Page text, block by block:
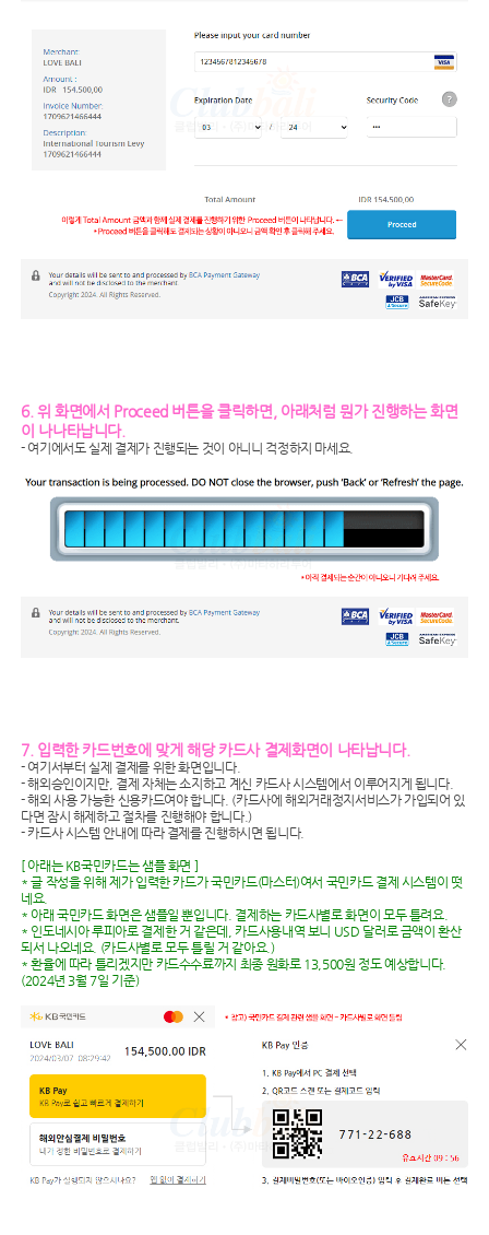
6. 위 화면에서 Proceed 버튼을 클릭하면, 아래처럼 뭔가 진행하는 화면
이 나나타납니다.
- 여기에서도 실제 결제가 진행되는 것이 아니니 걱정하지 마세요.
7. 입력한 카드번호에 맞게 해당 카드사 결제화면이 나타납니다.
- 여기서부터 실제 결제를 위한 화면입니다.
- 해외승인이지만, 결제 자체는 소지하고 계신 카드사 시스템에서 이루어지게 됩니다.
- 해외 사용 가능한 신용카드여야 합니다. (카드사에 해외거래정지서비스가 가입되어 있
다면 잠시 해제하고 절차를 진행해야 합니다.)
- 카드사 시스템 안내에 따라 결제를 진행하시면 됩니다.
[ 아래는 KB국민카드는 샘플 화면 ]
* 글 작성을 위해 제가 입력한 카드가 국민카드(마스터)여서 국민카드 결제 시스템이 떳
네요.
* 아래 국민카드 화면은 샘플일 뿐입니다. 결제하는 카드사별로 화면이 모두 틀려요.
* 인도네시아 루피아로 결제한 거 같은데, 카드사용내역 보니 USD 달러로 금액이 환산
되서 나오네요. (카드사별로 모두 틀릴 거 같아요.)
* 환율에 따라 틀리겠지만 카드수수료까지 최종 원화로 13,500원 정도 예상합니다.
(2024년 3월 7일 기준)